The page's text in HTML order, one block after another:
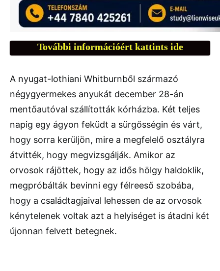
További információért kattints ide
A nyugat-lothiani Whitburnből származó
négygyermekes anyukát december 28-án
mentőautóval szállították kórházba. Két teljes
napig egy ágyon feküdt a sürgősségin és várt,
hogy sorra kerüljön, mire a megfelelő osztályra
átvitték, hogy megvizsgálják. Amikor az
orvosok rájöttek, hogy az idős hölgy haldoklik,
megpróbálták bevinni egy félreeső szobába,
hogy a családtagjaival lehessen de az orvosok
kénytelenek voltak azt a helyiséget is átadni két
újonnan felvett betegnek.